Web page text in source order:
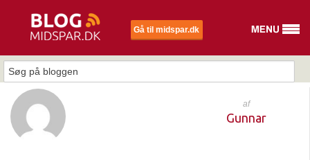
Gå til midspar.dk
af
Gunnar